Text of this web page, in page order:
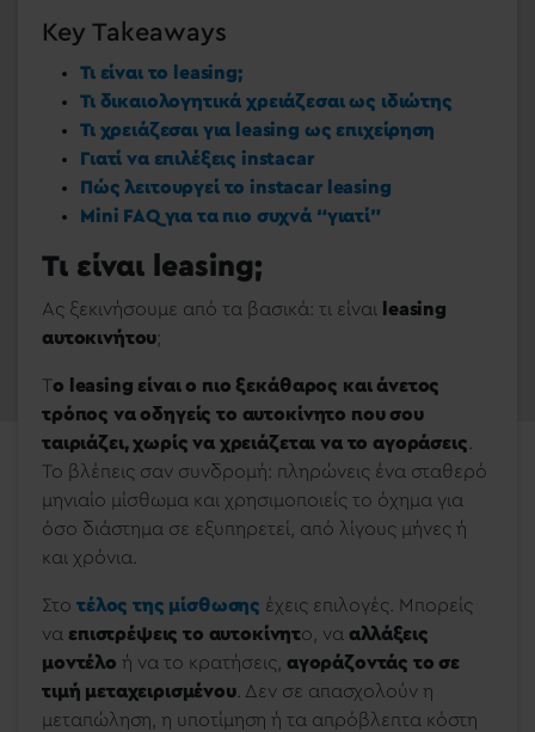
Key Takeaways
Τι είναι το leasing;
Τι δικαιολογητικά χρειάζεσαι ως ιδιώτης
Τι χρειάζεσαι για leasing ως επιχείρηση
Γιατί να επιλέξεις instacar
Πώς λειτουργεί το instacar leasing
Mini FAQ για τα πιο συχνά “γιατί”
Τι είναι leasing;
Ας ξεκινήσουμε από τα βασικά: τι είναι leasing
αυτοκινήτου;
Το leasing είναι ο πιο ξεκάθαρος και άνετος
τρόπος να οδηγείς το αυτοκίνητο που σου
ταιριάζει, χωρίς να χρειάζεται να το αγοράσεις.
Το βλέπεις σαν συνδρομή: πληρώνεις ένα σταθερό
μηνιαίο μίσθωμα και χρησιμοποιείς το όχημα για
όσο διάστημα σε εξυπηρετεί, από λίγους μήνες ή
και χρόνια.
Στο τέλος της μίσθωσης έχεις επιλογές. Μπορείς
να επιστρέψεις το αυτοκίνητο, νααλλάξεις
μοντέλο ή να το κρατήσεις, αγοράζοντάς το σε
τιμή μεταχειρισμένου. Δεν σε απασχολούν η
μεταπώληση, η υποτίμηση ή τα απρόβλεπτα κόστη